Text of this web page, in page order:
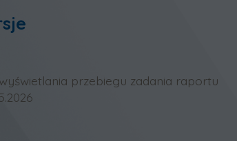
przebiegu zadania raportu